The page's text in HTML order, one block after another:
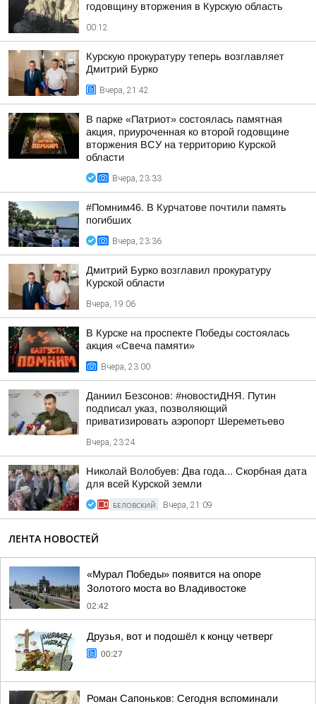
годовщину вторжения в Курскую область
00:12
Курскую прокуратуру теперь возглавляет
Дмитрий Бурко
Вчера, 21:42
В парке «Патриот» состоялась памятная
акция, приуроченная ко второй годовщине
вторжения ВСУ на территорию Курской
области
Вчера, 23:33
#Помним46. В Курчатове почтили память
погибших
Вчера, 23:36
Дмитрий Бурко возглавил прокуратуру
Курской области
Вчера, 19:06
В Курске на проспекте Победы состоялась
акция «Свеча памяти»
Вчера, 23:00
Даниил Безсонов: #новостиДНЯ. Путин
подписал указ, позволяющий
приватизировать аэропорт Шереметьево
Вчера, 23:24
Николай Волобуев: Два года... Скорбная дата
для всей Курской земли
БЕЛОВСКИЙ Вчера, 21:09
ЛЕНТА НОВОСТЕЙ
«Мурал Победы» появится на опоре
Золотого моста во Владивостоке
02:42
Друзья, вот и подошёл к концу четверг
00:27
Роман Сапоньков: Сегодня вспоминали